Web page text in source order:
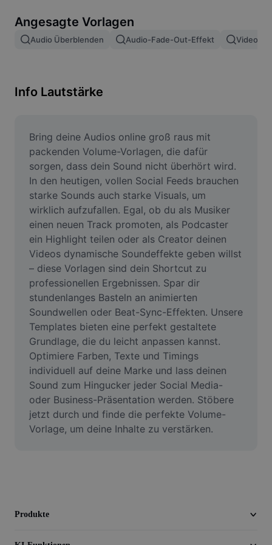
Bilder zusammenfügen
Bildgröße ändern
Meme-Generator
AI Text Remover
AI People Remover
AI Inpainting
Face Cutout
Video
Videohintergrund entfernen
Qualität verbessern
Videoeditor
Video zuschneiden
Untertitel zu Videos hinzufügen
Videokonverter
Angesagte Vorlagen
Audio Überblenden Audio-Fade-Out-Effekt Video
Info Lautstärke
Bring deine Audios online groß raus mit
packenden Volume-Vorlagen, die dafür
sorgen, dass dein Sound nicht überhört wird.
In den heutigen, vollen Social Feeds brauchen
starke Sounds auch starke Visuals, um
wirklich aufzufallen. Egal, ob du als Musiker
einen neuen Track promoten, als Podcaster
ein Highlight teilen oder als Creator deinen
Videos dynamische Soundeffekte geben willst
– diese Vorlagen sind dein Shortcut zu
professionellen Ergebnissen. Spar dir
stundenlanges Basteln an animierten
Soundwellen oder Beat-Sync-Effekten. Unsere
Templates bieten eine perfekt gestaltete
Grundlage, die du leicht anpassen kannst.
Optimiere Farben, Texte und Timings
individuell auf deine Marke und lass deinen
Sound zum Hingucker jeder Social Media-
oder Business-Präsentation werden. Stöbere
jetzt durch und finde die perfekte Volume-
Vorlage, um deine Inhalte zu verstärken.
Produkte